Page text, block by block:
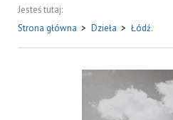
Jesteś tutaj:
Strona główna > Dzieła > Łódź.